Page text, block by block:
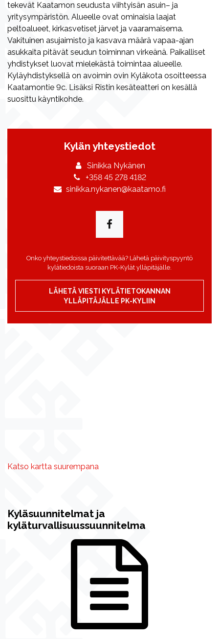
tekevät Kaatamon seudusta viihtyisän asuin– ja
yritysympäristön. Alueelle ovat ominaisia laajat
peltoalueet, kirkasvetiset järvet ja vaaramaisema.
Vakituinen asujaimisto ja kasvava määrä vapaa-ajan
asukkaita pitävät seudun toiminnan virkeänä. Paikalliset
yhdistykset luovat mielekästä toimintaa alueelle.
Kyläyhdistyksellä on avoimin ovin Kyläkota osoitteessa
Kaatamontie 9c. Lisäksi Ristin kesäteatteri on kesällä
suosittu käyntikohde.
Kylän yhteystiedot
Sinikka Nykänen
+358 45 278 4182
sinikka.nykanen@kaatamo.fi
Onko yhteystiedoissa päivitettävää? Lähetä päivityspyyntö
kylätiedoista suoraan PK-Kylät ylläpitäjälle.
LÄHETÄ VIESTI KYLÄTIETOKANNAN
YLLÄPITÄJÄLLE PK-KYLIIN
Katso kartta suurempana
Kyläsuunnitelmat ja
kyläturvallisuussuunnitelma